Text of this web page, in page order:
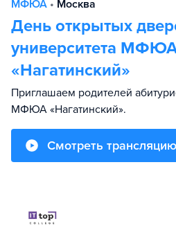
МФЮА • Москва
День открытых
университета
«Нагатинский»
Приглашаем родителей
МФЮА «Нагатинский».
Смотреть трансляцию